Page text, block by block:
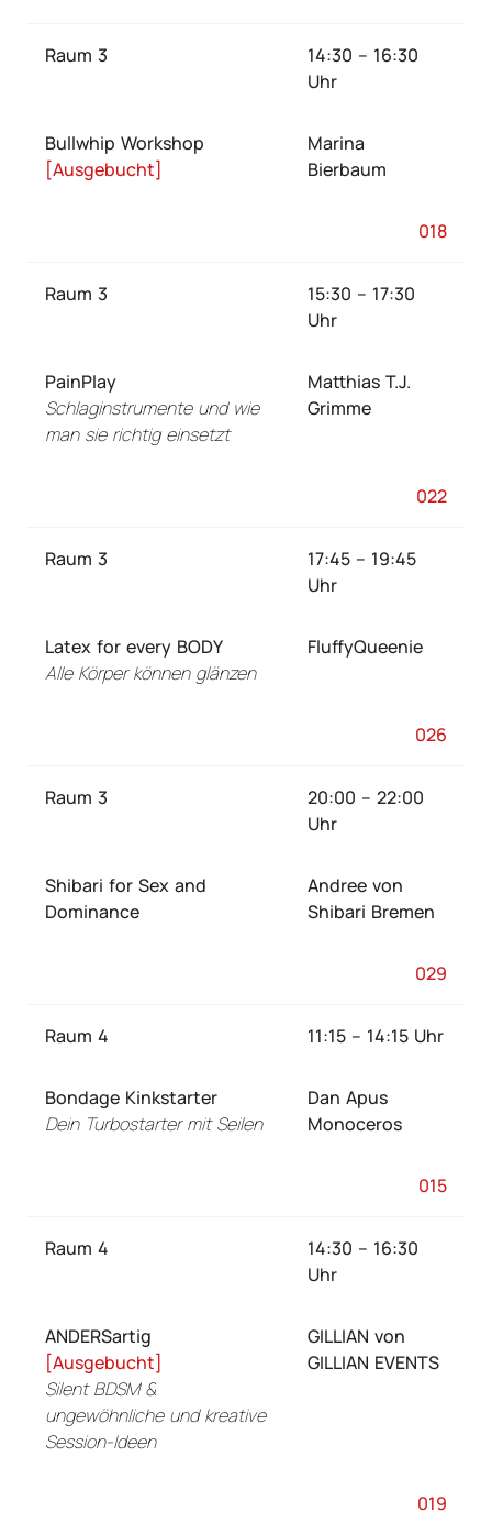
Raum 3
14:30 – 16:30
Uhr
Bullwhip Workshop
[Ausgebucht]
Marina
Bierbaum
018
Raum 3
15:30 – 17:30
Uhr
PainPlay
Schlaginstrumente und wie
man sie richtig einsetzt
Matthias T.J.
Grimme
022
Raum 3
17:45 – 19:45
Uhr
Latex for every BODY
Alle Körper können glänzen
FluffyQueenie
026
Raum 3
20:00 – 22:00
Uhr
Shibari for Sex and
Dominance
Andree von
Shibari Bremen
029
Raum 4 11:15 – 14:15 Uhr
Bondage Kinkstarter
Dein Turbostarter mit Seilen
Dan Apus
Monoceros
015
Raum 4
14:30 – 16:30
Uhr
ANDERSartig
[Ausgebucht]
Silent BDSM &
ungewöhnliche und kreative
Session-Ideen
GILLIAN von
GILLIAN EVENTS
019